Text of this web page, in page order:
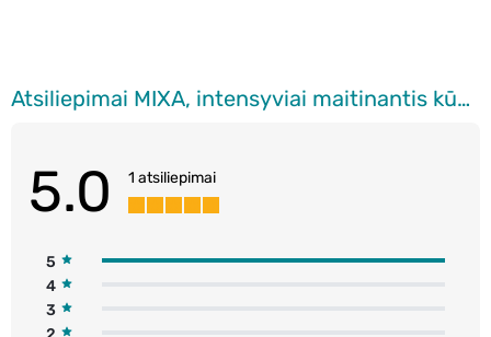
Atsiliepimai MIXA, intensyviai maitinantis kūno losjonas, 400 ml
5.0 1 atsiliepimai
5
4
3